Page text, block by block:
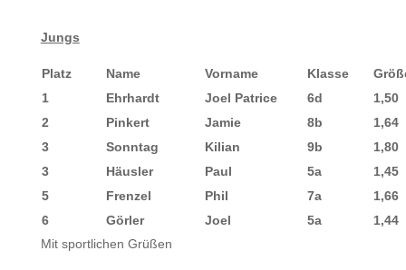
Jungs
Platz Name Vorname Klasse
1
Ehrhardt Joel Patrice 6d
1,50
2
Pinkert Jamie 8b
1,64
3
Sonntag Kilian 9b
1,80
3
Häusler Paul 5a
1,45
5
Frenzel Phil 7a
1,66
6
Görler Joel 5a
1,44
Mit sportlichen Grüßen